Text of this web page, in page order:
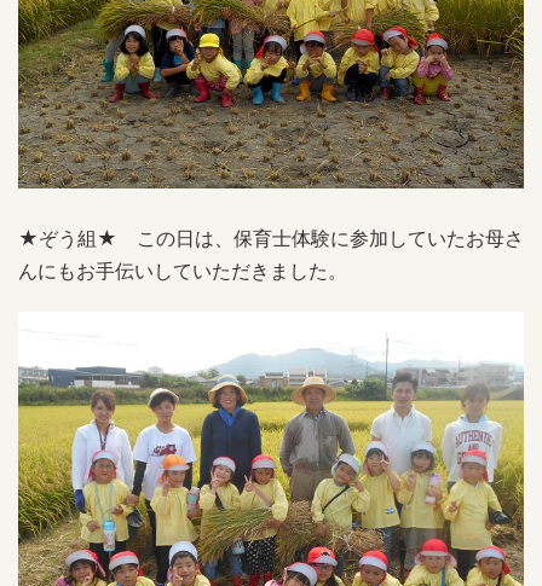
★ぞう組★ この日は、保育士体験に参加していたお母さ
んにもお手伝いしていただきました。